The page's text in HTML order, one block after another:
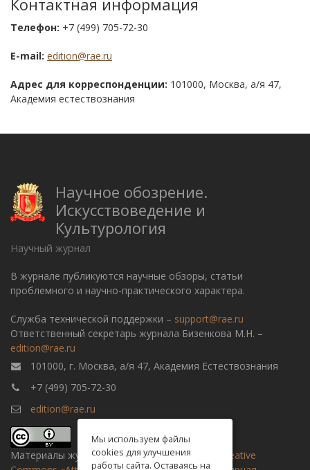
Контактная информация
Телефон: +7 (499) 705-72-30
E-mail: edition@rae.ru
Адрес для корреспонденции: 101000, Москва, а/я 47,
Академия естествознания
Научное обозрение.
Искусствоведение и
Культурология
Научный журнал
В журнале публикуются научные обзоры, статьи
проблемного и научно-практического характера.
Служба технической поддержки – support@rae.ru
Ответственный секретарь журнала Бизенкова М.Н. –
edition@rae.ru
101000, г. Москва, а/я 47, Академия Естествознания
+7 (499) 705-72-30
edition@rae.ru
Материалы журнала доступны полицензии Creative
Мы используем файлы
cookies для улучшения
работы сайта. Оставаясь на